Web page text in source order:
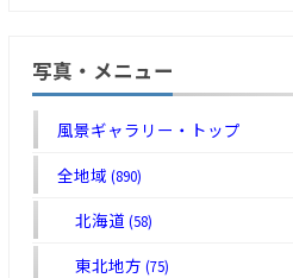
写真・メニュー
風景ギャラリー・トップ
全地域 (890)
北海道 (58)
東北地方 (75)